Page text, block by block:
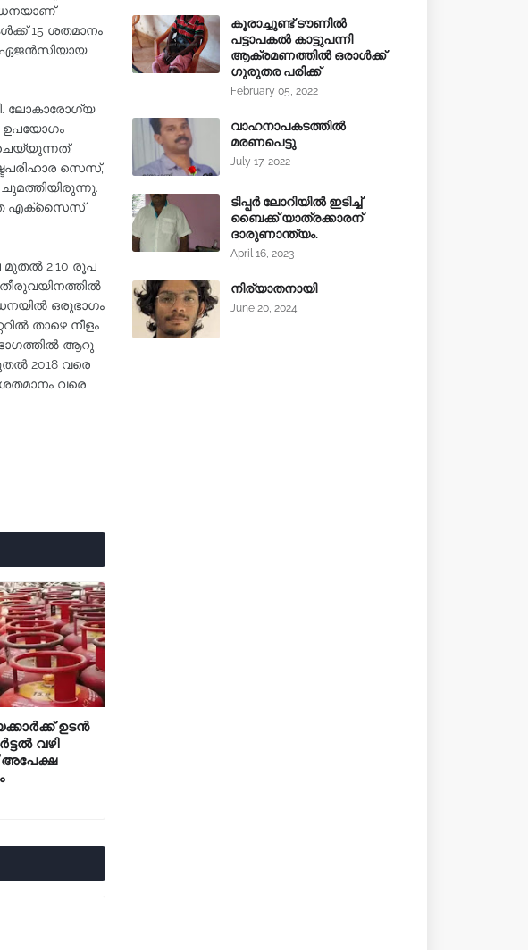
15 ശതമാനം
ഏജൻസിയായ
ലോകാരോഗ്യ
ഉപയോഗം
സെസ്,
എക്സൈസ്
മുതൽ 2.10 രൂപ
ഒരുഭാഗം
താഴെ നീളം
ആറു
2018 വരെ
വരെ
ഉടൻ
വഴി
കൂരാച്ചുണ്ട് ടൗണിൽ
പട്ടാപകൽ കാട്ടുപന്നി
ആക്രമണത്തിൽ ഒരാൾക്ക്
ഗുരുതര പരിക്ക്
February 05, 2022
വാഹനാപകടത്തിൽ
മരണപെട്ടു
July 17, 2022
ടിപ്പർ ലോറിയിൽ ഇടിച്ച്
ബൈക്ക് യാത്രക്കാരന്
ദാരുണാന്ത്യം.
April 16, 2023
നിര്യാതനായി
June 20, 2024